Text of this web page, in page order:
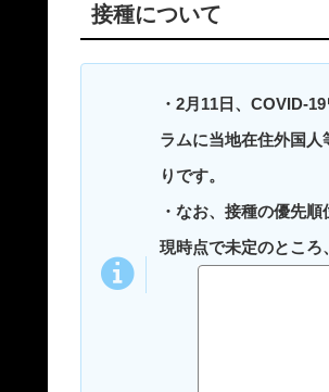
接種について
・2月11日、COVID-
ラムに当地在住外国
りです。
・なお、接種の優先
現時点で未定のところ